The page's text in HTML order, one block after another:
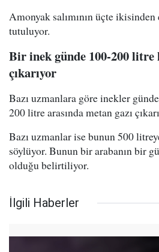
Amonyak salımının üçte
tutuluyor.
Bir inek günde 100-200 litre
çıkarıyor
Bazı uzmanlara göre inekler
200 litre arasında metan gazı
Bazı uzmanlar ise bunun 500
söylüyor. Bunun bir arabanın bir
olduğu belirtiliyor.
İlgili Haberler